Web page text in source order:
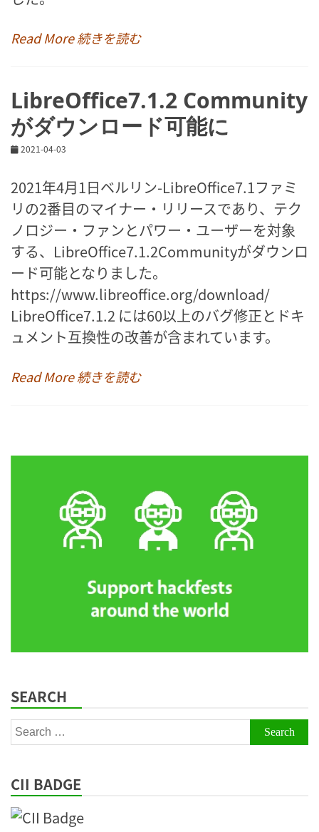
Read More 続きを読む
LibreOffice7.1.2 Community
がダウンロード可能に
2021-04-03
2021年4月1日ベルリン-LibreOffice7.1ファミ
リの2番目のマイナー・リリースであり、テク
ノロジー・ファンとパワー・ユーザーを対象
する、LibreOffice7.1.2Communityがダウンロ
ード可能となりました。
https://www.libreoffice.org/download/
LibreOffice7.1.2 には60以上のバグ修正とドキ
ュメント互換性の改善が含まれています。
Read More 続きを読む
SEARCH
Search
for:
CII BADGE